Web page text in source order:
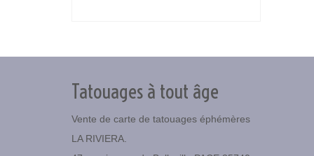
Tatouages à tout âge
Vente de carte de tatouages éphémères
LA RIVIERA.